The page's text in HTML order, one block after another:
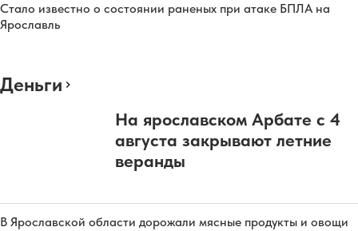
Стало известно о состоянии раненых при атаке БПЛА на
Ярославль
Деньги
На ярославском Арбате с 4
августа закрывают летние
веранды
В Ярославской области дорожали мясные продукты и овощи